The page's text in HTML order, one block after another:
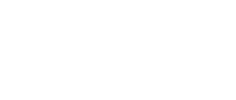
Artikel Einfaches und schnelles Experiment für die